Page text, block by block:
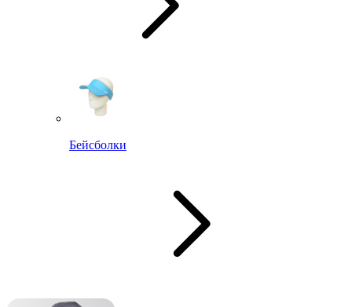
Бейсболки